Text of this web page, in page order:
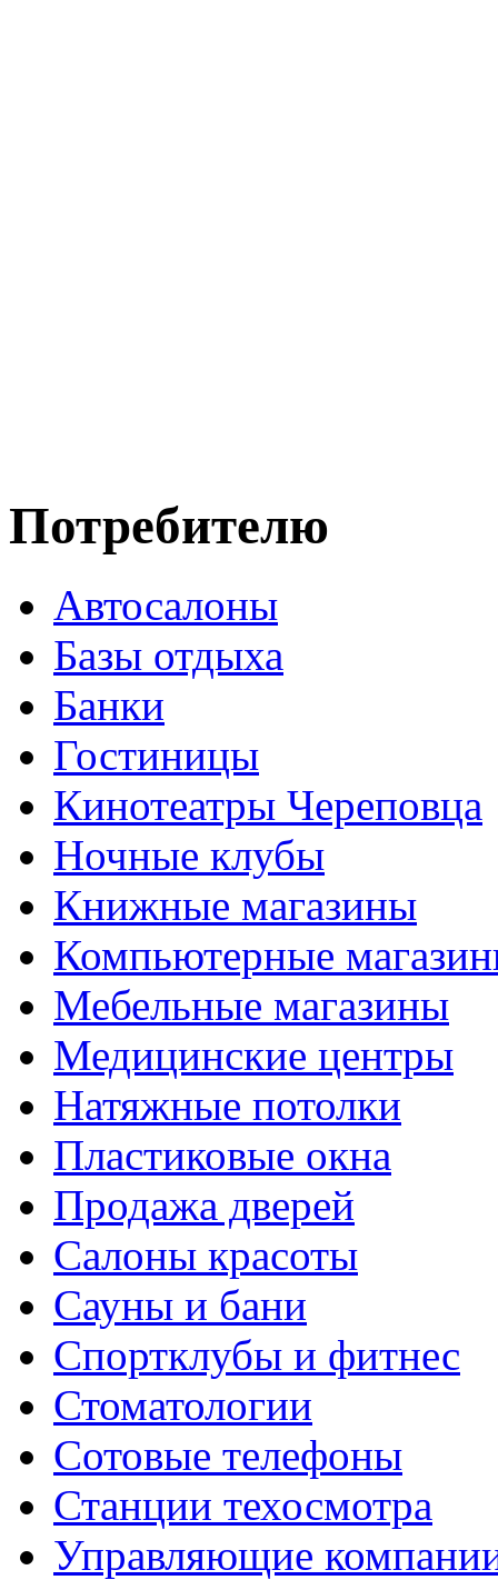
Потребителю
Автосалоны
Базы отдыха
Банки
Гостиницы
Кинотеатры Череповца
Ночные клубы
Книжные магазины
Компьютерные
Мебельные магазины
Медицинские центры
Натяжные потолки
Пластиковые окна
Продажа дверей
Салоны красоты
Сауны и бани
Спортклубы и фитнес
Стоматологии
Сотовые телефоны
Станции техосмотра
Управляющие